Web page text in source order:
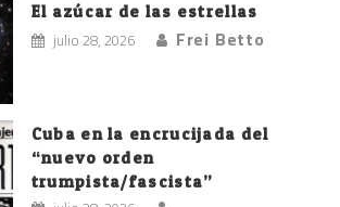
El azúcar de las estrellas
julio 28, 2026 Frei Betto
Cuba en la encrucijada del
“nuevo orden
trumpista/fascista”